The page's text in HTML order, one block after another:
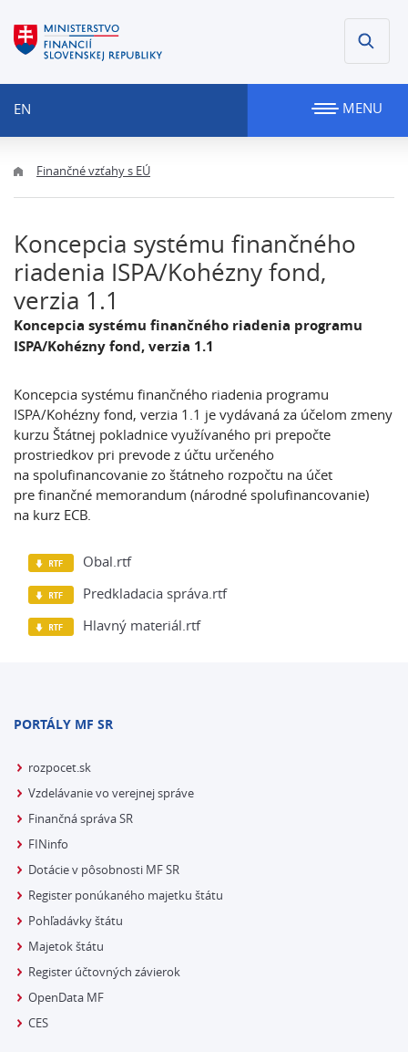
EN MENU
Finančné vzťahy s EÚ
Koncepcia systému finančného
riadenia ISPA/Kohézny fond,
verzia 1.1
Koncepcia systému finančného riadenia programu
ISPA/Kohézny fond, verzia 1.1
Koncepcia systému finančného riadenia programu
ISPA/Kohézny fond, verzia 1.1 je vydávaná za účelom zmeny
kurzu Štátnej pokladnice využívaného pri prepočte
prostriedkov pri prevode z účtu určeného
na spolufinancovanie zo štátneho rozpočtu na účet
pre finančné memorandum (národné spolufinancovanie)
na kurz ECB.
Obal.rtf
Predkladacia správa.rtf
Hlavný materiál.rtf
PORTÁLY MF SR
rozpocet.sk
Vzdelávanie vo verejnej správe
Finančná správa SR
FINinfo
Dotácie v pôsobnosti MF SR
Register ponúkaného majetku štátu
Pohľadávky štátu
Majetok štátu
Register účtovných závierok
OpenData MF
CES